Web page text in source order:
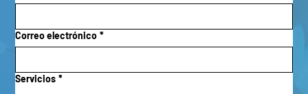
Correo electrónico *
Servicios *